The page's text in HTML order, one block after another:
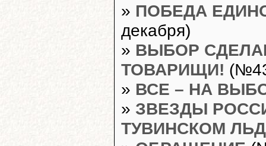
» ПОБЕДА
декабря)
» ВЫБОР
ТОВАРИЩИ!
» ВСЕ – НА
» ЗВЕЗДЫ
ТУВИНСКОМ